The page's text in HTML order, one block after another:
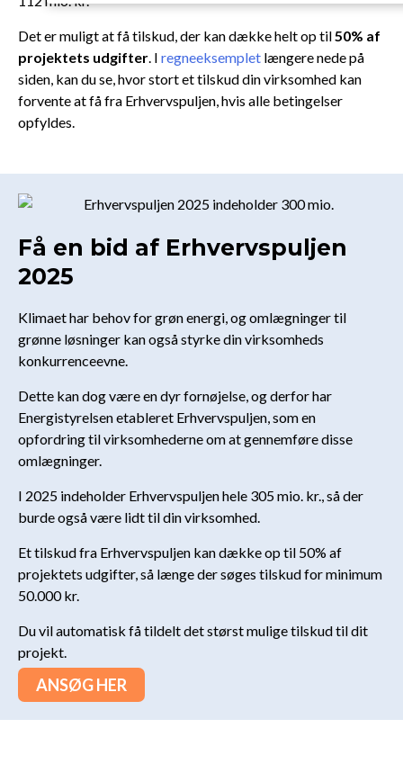
Det er muligt at få tilskud, der kan dække helt op til50% af
projektets udgifter. I regneeksemplet længere nede på
siden, kan du se, hvor stort et tilskud din virksomhed kan
forvente at få fra Erhvervspuljen, hvis alle betingelser
opfyldes.
Få en bid af Erhvervspuljen
2025
Klimaet har behov for grøn energi, og omlægninger til
grønne løsninger kan også styrke din virksomheds
konkurrenceevne.
Dette kan dog være en dyr fornøjelse, og derfor har
Energistyrelsen etableret Erhvervspuljen, som en
opfordring til virksomhederne om at gennemføre disse
omlægninger.
I 2025 indeholder Erhvervspuljen hele 305 mio. kr., så der
burde også være lidt til din virksomhed.
Et tilskud fra Erhvervspuljen kan dække op til 50% af
projektets udgifter, så længe der søges tilskud for minimum
50.000 kr.
Du vil automatisk få tildelt det størst mulige tilskud til dit
projekt.
ANSØG HER